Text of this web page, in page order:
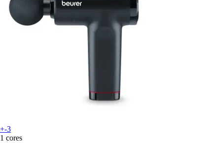
+-3
1 cores